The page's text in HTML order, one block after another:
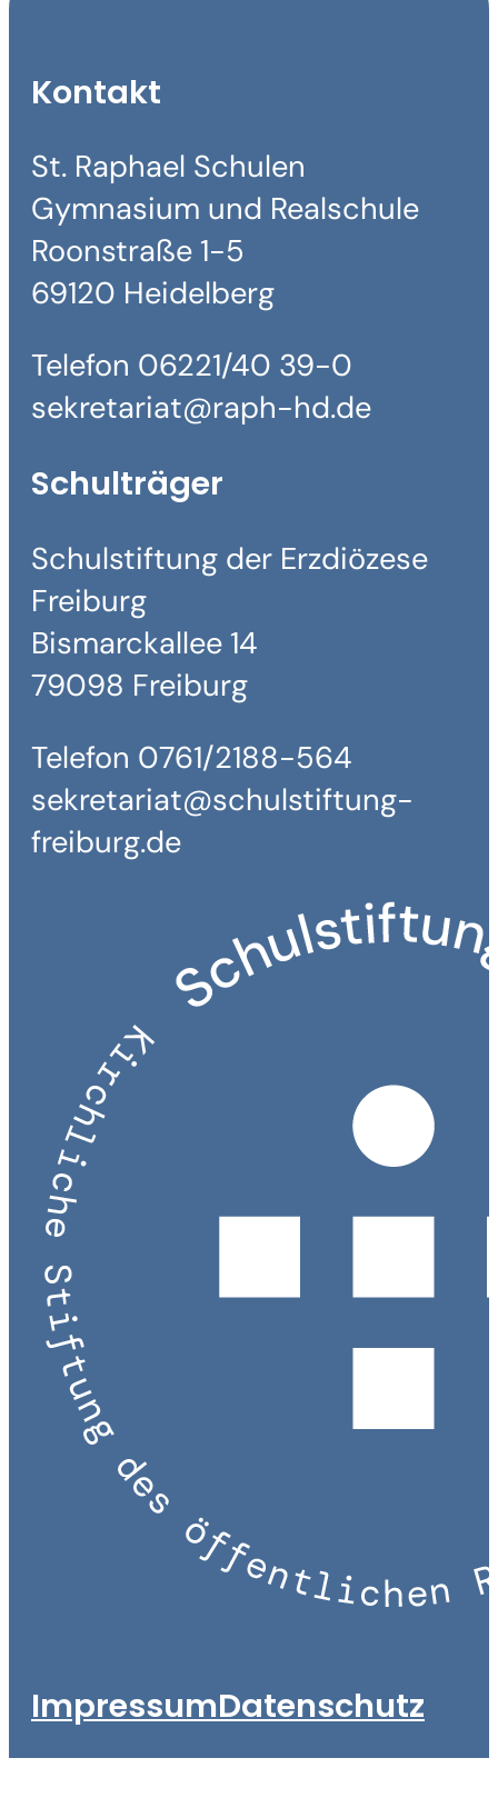
Kontakt
St. Raphael Schulen
Gymnasium und Realschule
Roonstraße 1-5
69120 Heidelberg
Telefon 06221/40 39-0
sekretariat@raph-hd.de
Schulträger
Schulstiftung der Erzdiözese
Freiburg
Bismarckallee 14
79098 Freiburg
Telefon 0761/2188-564
sekretariat@schulstiftung-
freiburg.de
ImpressumDatenschutz